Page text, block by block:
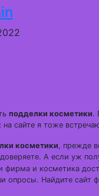
подделки косметики.
сайте я тоже
косметики, прежде
А если уж
фирма и косметика
опросы. Найдите